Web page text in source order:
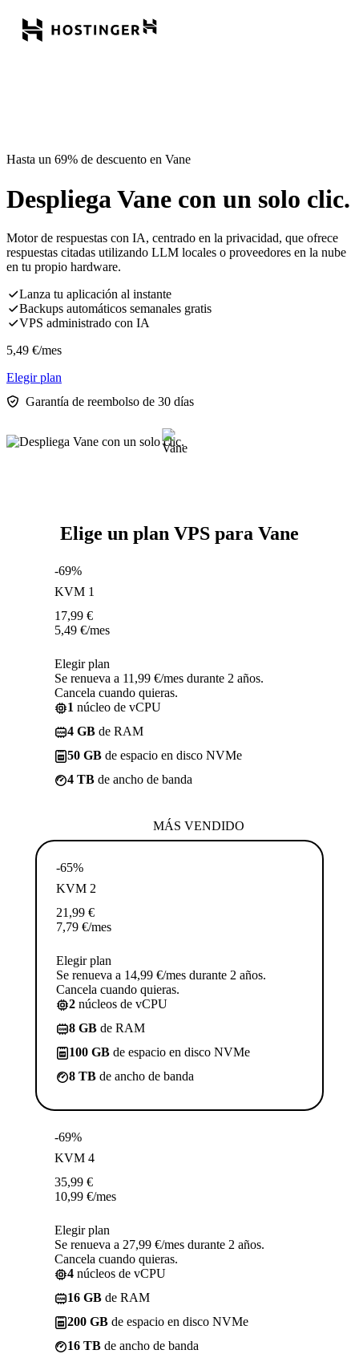
Hasta un 69% de descuento en Vane
Despliega Vane con un solo clic.
Motor de respuestas con IA, centrado en la privacidad, que ofrece
respuestas citadas utilizando LLM locales o proveedores en la nube
en tu propio hardware.
Lanza tu aplicación al instante
Backups automáticos semanales gratis
VPS administrado con IA
5,49 €/mes
Elegir plan
Garantía de reembolso de 30 días
Elige un plan VPS para Vane
-69%
KVM 1
17,99 €
5,49 €/mes
Elegir plan
Se renueva a 11,99 €/mes durante 2 años.
Cancela cuando quieras.
1 núcleo de vCPU
4 GB de RAM
50 GB de espacio en disco NVMe
4 TB de ancho de banda
MÁS VENDIDO
-65%
KVM 2
21,99 €
7,79 €/mes
Elegir plan
Se renueva a 14,99 €/mes durante 2 años.
Cancela cuando quieras.
2 núcleos de vCPU
8 GB de RAM
100 GB de espacio en disco NVMe
8 TB de ancho de banda
-69%
KVM 4
35,99 €
10,99 €/mes
Elegir plan
Se renueva a 27,99 €/mes durante 2 años.
Cancela cuando quieras.
4 núcleos de vCPU
16 GB de RAM
200 GB de espacio en disco NVMe
16 TB de ancho de banda